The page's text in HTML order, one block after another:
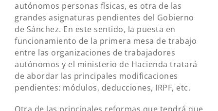
autónomos personas físicas, es otra de las
grandes asignaturas pendientes del Gobierno
de Sánchez. En este sentido, la puesta en
funcionamiento de la primera mesa de trabajo
entre las organizaciones de trabajadores
autónomos y el ministerio de Hacienda tratará
de abordar las principales modificaciones
pendientes: módulos, deducciones, IRPF, etc.